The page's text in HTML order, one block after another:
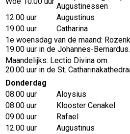
Augustinessen
12.00 uur
Augustinus
19.00 uur
Catharina
1e woensdag van de maand:
19.00 uur in de Johannes-Bernardus.
Maandelijks: Lectio Divina om
20.00 uur in de St.
Donderdag
08.00 uur
Aloysius
08.00 uur
Klooster Cenakel
09.00 uur
Rafael
12.00 uur
Augustinus